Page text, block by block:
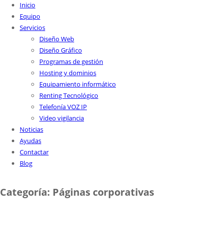
Inicio
Equipo
Servicios
Diseño Web
Diseño Gráfico
Programas de gestión
Hosting y dominios
Equipamiento informático
Renting Tecnológico
Telefonía VOZ IP
Video vigilancia
Noticias
Ayudas
Contactar
Blog
Categoría: Páginas corporativas